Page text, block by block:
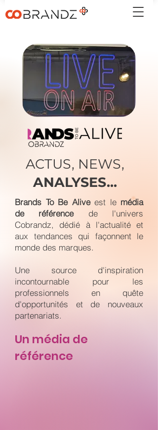
ACTUS, NEWS,
ANALYSES...
Brands To Be Aliveest le média
de référencede l'univers
Cobrandz, dédié à l'actualité et
aux tendances qui façonnent le
monde des marques.
Une source d'inspiration
incontournable pour les
professionnels en quête
d'opportunités et de nouveaux
partenariats.
Un média de
référence